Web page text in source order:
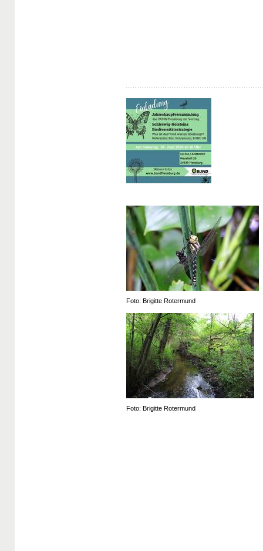
Foto: Brigitte Rotermund
Foto: Brigitte Rotermund